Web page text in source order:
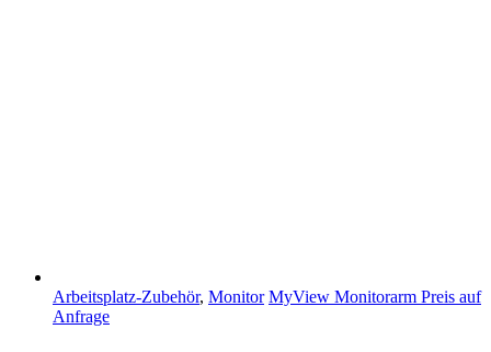
Arbeitsplatz-Zubehör, Monitor MyView Monitorarm Preis auf
Anfrage